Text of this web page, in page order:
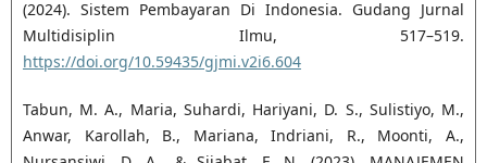
(2024). Sistem Pembayaran Di Indonesia. Gudang Jurnal
Multidisiplin Ilmu, 517–519.
https://doi.org/10.59435/gjmi.v2i6.604
Tabun, M. A., Maria, Suhardi, Hariyani, D. S., Sulistiyo, M.,
Anwar, Karollah, B., Mariana, Indriani, R., Moonti, A.,